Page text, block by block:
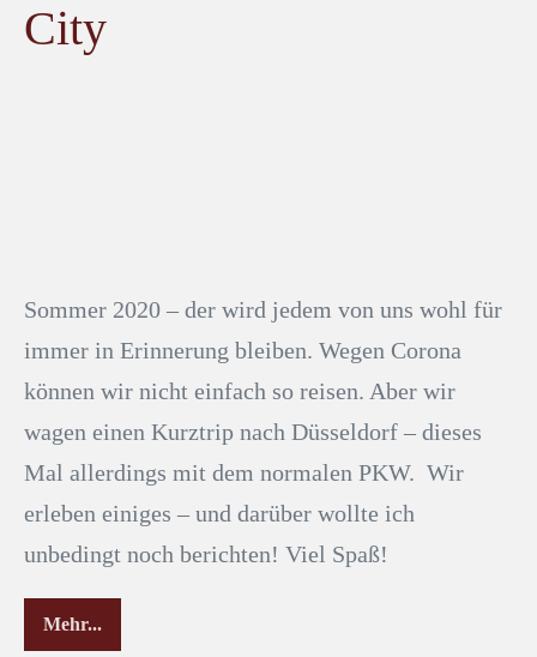
City
Sommer 2020 – der wird jedem von uns wohl für
immer in Erinnerung bleiben. Wegen Corona
können wir nicht einfach so reisen. Aber wir
wagen einen Kurztrip nach Düsseldorf – dieses
Mal allerdings mit dem normalen PKW. Wir
erleben einiges – und darüber wollte ich
unbedingt noch berichten! Viel Spaß!
Mehr...